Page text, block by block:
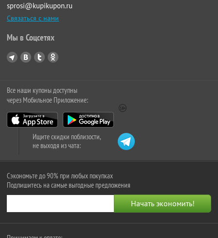
sprosi@kupikupon.ru
Связаться с нами
Мы в Соцсетях
Все наши купоны доступны
через Мобильное Приложение:
Ищите скидки поблизости,
не выходя из чата:
Сэкономьте до 90% при любых покупках
Подпишитесь на самые выгодные предложения